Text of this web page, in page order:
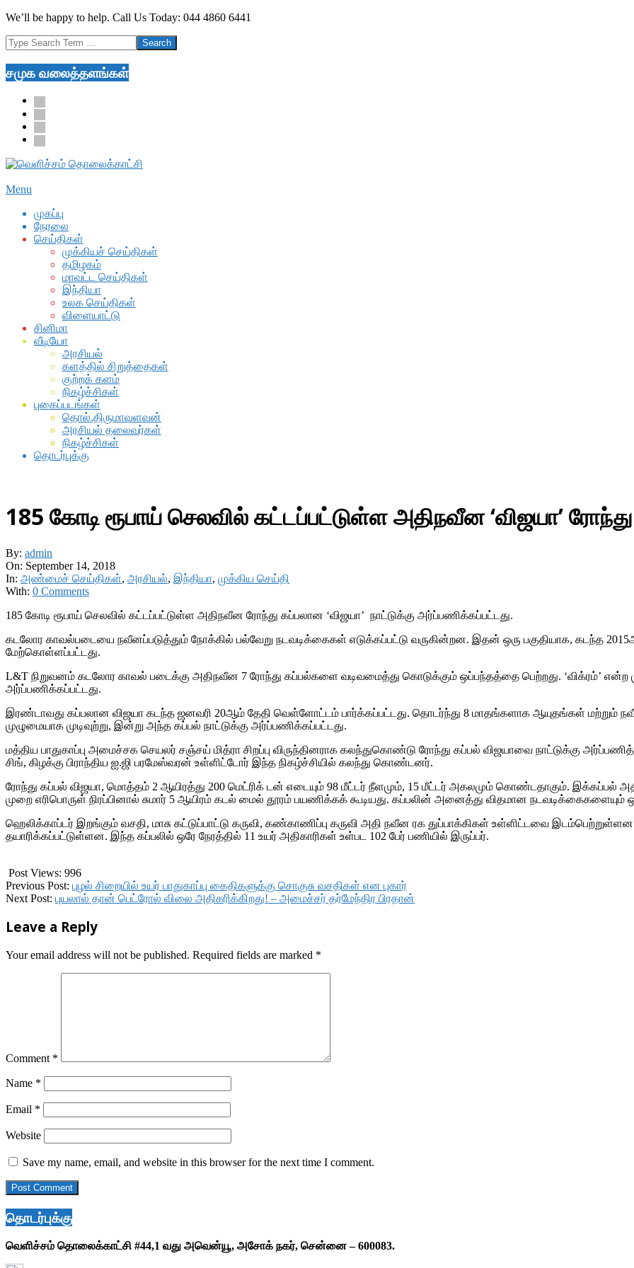
Skip
content
We’ll be happy to help. Call Us Today: 044 4860 6441
Search
சமுக வலைத்தளங்கள்
facebook
twitter
youtube
google
Secondary
Menu
Menu
முகப்பு
நேரலை
செய்திகள்
முக்கியச் செய்திகள்
தமிழகம்
மாவட்ட செய்திகள்
இந்தியா
உலக செய்திகள்
விளையாட்டு
சினிமா
வீடியோ
அரசியல்
களத்தில் சிறுத்தைகள்
குற்றக் களம்
நிகழ்ச்சிகள்
புகைப்படங்கள்
தொல்.திருமாவளவன்
அரசியல் தலைவர்கள்
நிகழ்ச்சிகள்
தொடர்புக்கு
185 கோடி ரூபாய் செலவில் கட்டப்பட்டுள்ள அதிநவீன ‘விஜயா’
By: admin
On: September 14, 2018
In: அண்மைச் செய்திகள், அரசியல், இந்தியா, முக்கிய செய்தி
With: 0 Comments
185 கோடி ரூபாய் செலவில் கட்டப்பட்டுள்ள அதிநவீன ரோந்து கப்பலான ‘விஜயா’ நாட்டுக்கு அர்ப்பணிக்கப்பட்டது.
கடலோர காவல்படையை நவீனப்படுத்தும் நோக்கில் பல்வேறு நடவடிக்கைகள் எடுக்கப்பட்டு வருகின்றன. இதன் ஒரு பகுதியாக, கடந்த
மேற்கொள்ளப்பட்டது.
L&T நிறுவனம் கடலோர காவல் படைக்கு அதிநவீன 7 ரோந்து கப்பல்களை வடிவமைத்து கொடுக்கும் ஒப்பந்தத்தை பெற்றது. ‘விக்ரம்’ என்ற
அர்ப்பணிக்கப்பட்டது.
இரண்டாவது கப்பலான விஜயா கடந்த ஜனவரி 20ஆம் தேதி வெள்ளோட்டம் பார்க்கப்பட்டது. தொடர்ந்து 8 மாதங்களாக ஆயுதங்கள்
முழுமையாக முடிவுற்று, இன்று அந்த கப்பல் நாட்டுக்கு அர்ப்பணிக்கப்பட்டது.
மத்திய பாதுகாப்பு அமைச்சக செயலர் சஞ்சய் மித்ரா சிறப்பு விருந்தினராக கலந்துகொண்டு ரோந்து கப்பல் விஜயாவை நாட்டுக்கு
சிங், கிழக்கு பிராந்திய ஐ.ஜி பரமேஸ்வரன் உள்ளிட்டோர் இந்த நிகழ்ச்சியில் கலந்து கொண்டனர்.
ரோந்து கப்பல் விஜயா, மொத்தம் 2 ஆயிரத்து 200 மெட்ரிக் டன் எடையும் 98 மீட்டர் நீளமும், 15 மீட்டர் அகலமும் கொண்டதாகும். இக்கப்பல்
முறை எரிபொருள் நிரப்பினால் சுமார் 5 ஆயிரம் கடல் மைல் தூரம் பயணிக்கக் கூடியது. கப்பலின் அனைத்து விதமான
ஹெலிக்காப்டர் இறங்கும் வசதி, மாசு கட்டுப்பாட்டு கருவி, கண்காணிப்பு கருவி அதி நவீன ரக துப்பாக்கிகள் உள்ளிட்டவை
தயாரிக்கப்பட்டுள்ளன. இந்த கப்பலில் ஒரே நேரத்தில் 11 உயர் அதிகாரிகள் உள்பட 102 பேர் பணியில் இருப்பர்.
Post Views: 996
2018-
09-
Previous Post: புழல் சிறையில் உயர் பாதுகாப்பு கைதிகளுக்கு சொகுசு வசதிகள் என புகார்
Next Post: புயலால் தான் பெட்ரோல் விலை அதிகரிக்கிறது! – அமைச்சர் தர்மேந்திர பிரதான்
Leave a Reply
Your email address will not be published. Required fields are marked *
Comment *
Name *
Email *
Website
Save my name, email, and website in this browser for the next time I comment.
தொடர்புக்கு
வெளிச்சம் தொலைக்காட்சி #44,1 வது அவென்யூ, அசோக் நகர், சென்னை – 600083.